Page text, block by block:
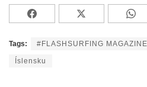
Tags: #FLASHSURFING MAGAZINE
Íslensku